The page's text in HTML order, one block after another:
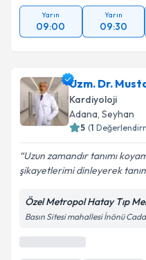
Yarın
09:00
Yarın
09:30
Uzm. Dr.
Kardiyoloji
Adana, Seyhan
5 (1
Uzun zamandır tanımı
şikayetlerimi dinleyerek
Özel Metropol Hatay Tıp
Basın Sitesi mahallesi İnönü
En Yakın Saatler